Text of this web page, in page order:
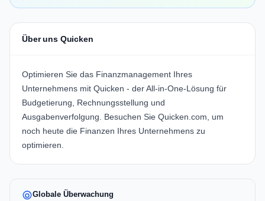
Über uns Quicken
Optimieren Sie das Finanzmanagement Ihres
Unternehmens mit Quicken - der All-in-One-Lösung für
Budgetierung, Rechnungsstellung und
Ausgabenverfolgung. Besuchen Sie Quicken.com, um
noch heute die Finanzen Ihres Unternehmens zu
optimieren.
Globale Überwachung